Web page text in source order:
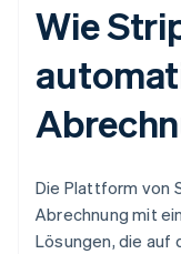
Wie
Die Plattform von
Abrechnung mit
Lösungen, die auf